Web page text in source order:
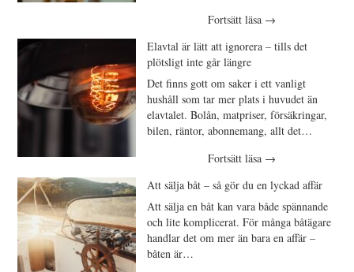
Fortsätt läsa →
Elavtal är lätt att ignorera – tills det
plötsligt inte går längre
Det finns gott om saker i ett vanligt
hushåll som tar mer plats i huvudet än
elavtalet. Bolån, matpriser, försäkringar,
bilen, räntor, abonnemang, allt det…
Fortsätt läsa →
Att sälja båt – så gör du en lyckad affär
Att sälja en båt kan vara både spännande
och lite komplicerat. För många båtägare
handlar det om mer än bara en affär –
båten är…